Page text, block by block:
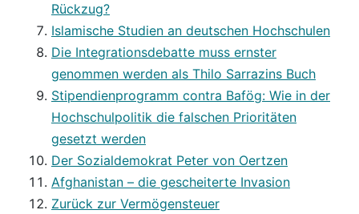
Rückzug?
Islamische Studien an deutschen Hochschulen
Die Integrationsdebatte muss ernster
genommen werden als Thilo Sarrazins Buch
Stipendienprogramm contra Bafög: Wie in der
Hochschulpolitik die falschen Prioritäten
gesetzt werden
Der Sozialdemokrat Peter von Oertzen
Afghanistan – die gescheiterte Invasion
Zurück zur Vermögensteuer